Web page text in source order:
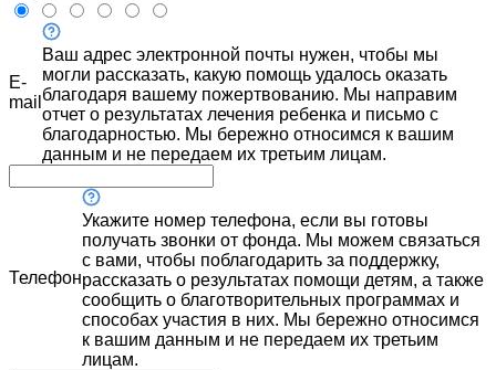
E-
mail
Ваш адрес электронной почты нужен, чтобы мы
могли рассказать, какую помощь удалось оказать
благодаря вашему пожертвованию. Мы направим
отчет о результатах лечения ребенка и письмо с
благодарностью. Мы бережно относимся к вашим
данным и не передаем их третьим лицам.
Телефон
Укажите номер телефона, если вы готовы
получать звонки от фонда. Мы можем связаться
с вами, чтобы поблагодарить за поддержку,
рассказать о результатах помощи детям, а также
сообщить о благотворительных программах и
способах участия в них. Мы бережно относимся
к вашим данным и не передаем их третьим
лицам.